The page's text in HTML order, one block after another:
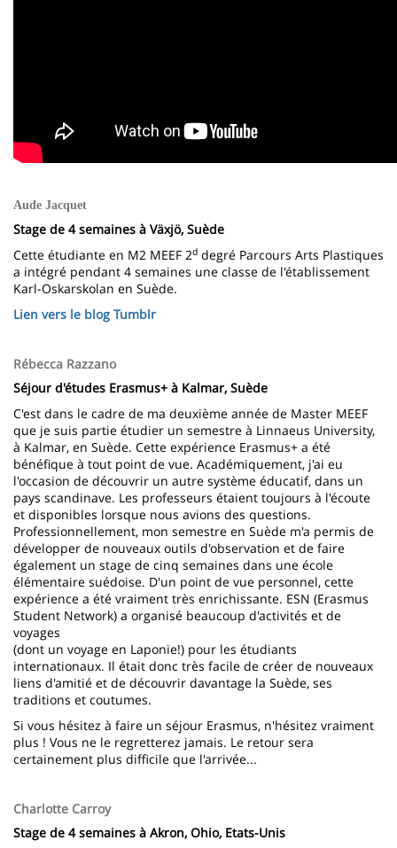
Aude Jacquet
Stage de 4 semaines à Växjö, Suède
Cette étudiante en M2 MEEF 2d degré Parcours Arts Plastiques
a intégré pendant 4 semaines une classe de l'établissement
Karl-Oskarskolan en Suède.
Lien vers le blog Tumblr
Rébecca Razzano
Séjour d'études Erasmus+ à Kalmar, Suède
C'est dans le cadre de ma deuxième année de Master MEEF
que je suis partie étudier un semestre à Linnaeus University,
à Kalmar, en Suède. Cette expérience Erasmus+ a été
bénéfique à tout point de vue. Académiquement, j'ai eu
l'occasion de découvrir un autre système éducatif, dans un
pays scandinave. Les professeurs étaient toujours à l'écoute
et disponibles lorsque nous avions des questions.
Professionnellement, mon semestre en Suède m'a permis de
développer de nouveaux outils d'observation et de faire
également un stage de cinq semaines dans une école
élémentaire suédoise. D'un point de vue personnel, cette
expérience a été vraiment très enrichissante. ESN (Erasmus
Student Network) a organisé beaucoup d'activités et de
voyages
(dont un voyage en Laponie!) pour les étudiants
internationaux. Il était donc très facile de créer de nouveaux
liens d'amitié et de découvrir davantage la Suède, ses
traditions et coutumes.
Si vous hésitez à faire un séjour Erasmus, n'hésitez vraiment
plus ! Vous ne le regretterez jamais. Le retour sera
certainement plus difficile que l'arrivée...
Charlotte Carroy
Stage de 4 semaines à Akron, Ohio, Etats-Unis